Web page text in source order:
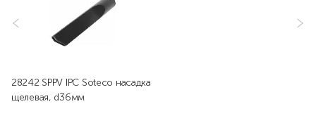
28242 SPPV IPC Soteco насадка
щелевая, d36мм